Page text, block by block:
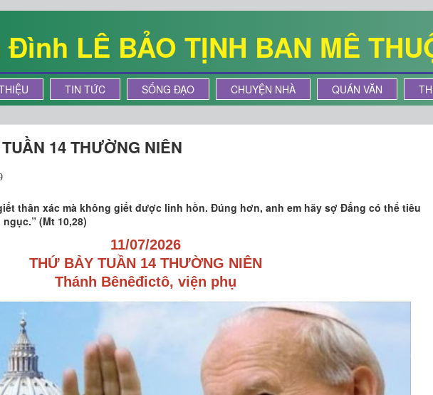
LÊ BẢO TỊNH BAN MÊ
TIN TỨC SỐNG ĐẠO CHUYỆN NHÀ QUÁN VĂN
14 THƯỜNG NIÊN
thân xác mà không giết được linh hồn. Đúng hơn, anh em hãy sợ Đấng có thể tiêu
(Mt 10,28)
11/07/2026
THỨ BẢY TUẦN 14 THƯỜNG NIÊN
Thánh Bênêđictô, viện phụ